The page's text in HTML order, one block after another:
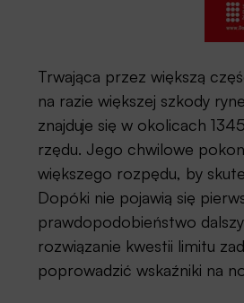
Trwająca przez większą
na razie większej szkody
znajduje się w okolicach
rzędu. Jego chwilowe
większego rozpędu, by
Dopóki nie pojawią się
prawdopodobieństwo
rozwiązanie kwestii limitu
poprowadzić wskaźniki na